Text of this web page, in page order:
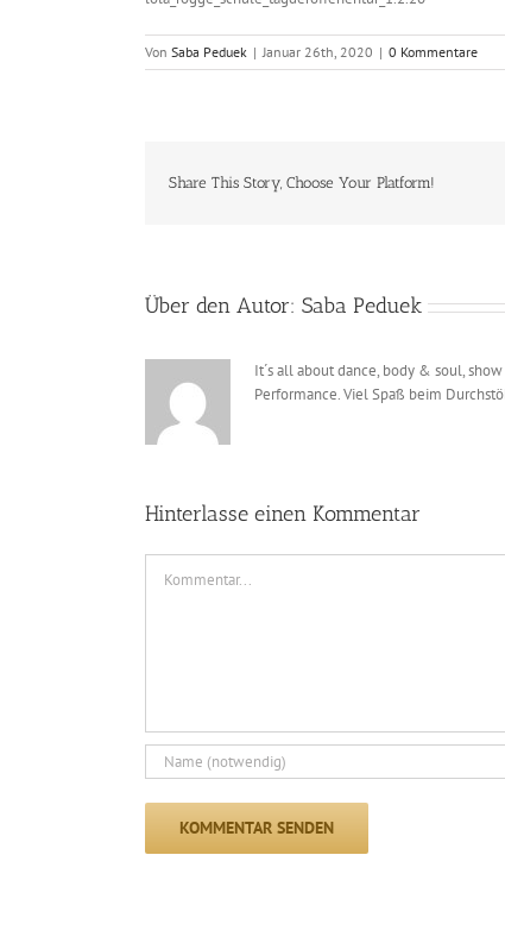
Von Saba Peduek | Januar 26th, 2020 | 0 Kommentare
Share This Story, Choose Your Platform!
Über den Autor: Saba Peduek
It´s all about dance, body & soul,
Performance. Viel Spaß beim
Hinterlasse einen Kommentar